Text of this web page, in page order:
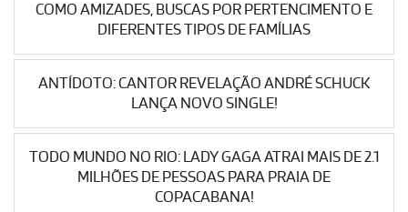
COMO AMIZADES, BUSCAS POR PERTENCIMENTO E
DIFERENTES TIPOS DE FAMÍLIAS
ANTÍDOTO: CANTOR REVELAÇÃO ANDRÉ SCHUCK
LANÇA NOVO SINGLE!
TODO MUNDO NO RIO: LADY GAGA ATRAI MAIS DE 2.1
MILHÕES DE PESSOAS PARA PRAIA DE
COPACABANA!